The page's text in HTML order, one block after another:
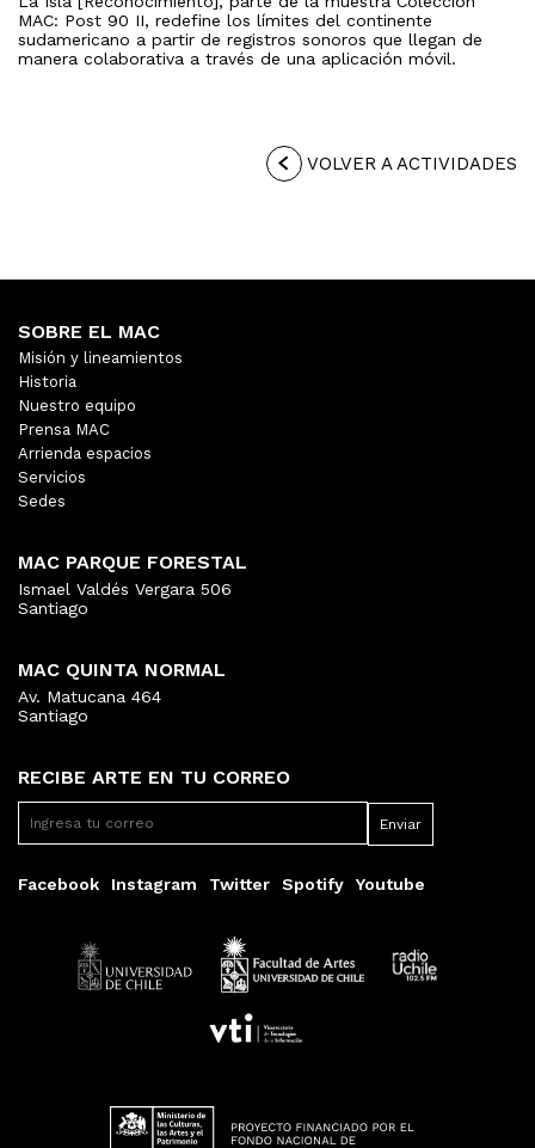
MAC: Post 90 II, redefine los límites del continente
sudamericano a partir de registros sonoros que llegan de
manera colaborativa a través de una aplicación móvil.
VOLVER A ACTIVIDADES
RECIBE ARTE EN TU CORREO
Facebook Instagram Twitter Spotify Youtube
SOBRE EL MAC
Misión y lineamientos
Historia
Nuestro equipo
Prensa MAC
Arrienda espacios
Servicios
Sedes
MAC PARQUE FORESTAL
Ismael Valdés Vergara 506
Santiago
MAC QUINTA NORMAL
Av. Matucana 464
Santiago